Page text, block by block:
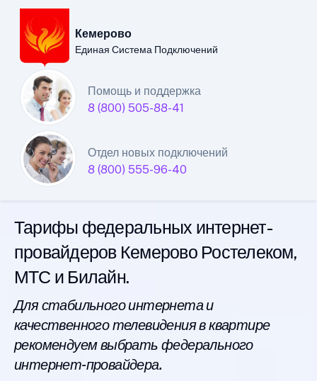
Кемерово
Единая Система Подключений
Помощь и поддержка
8 (800) 505-88-41
Отдел новых подключений
8 (800) 555-96-40
Кемеровский филиал
Единой Системы
Подключений
интернета
Тарифы федеральных интернет-
провайдеров Кемерово Ростелеком,
МТС и Билайн.
Для стабильного интернета и
качественного телевидения в квартире
рекомендуем выбрать федерального
интернет-провайдера.